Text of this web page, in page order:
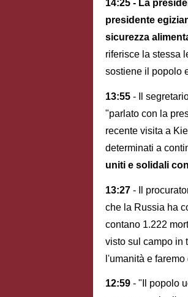
14:25 - La
presidente
sicurezza
riferisce la stessa
sostiene il popolo
13:55 - Il
"parlato con la
recente visita a
determinati a
uniti e solidali
13:27 - Il
che la Russia ha
contano 1.222
visto sul campo in
l'umanità e
12:59 - "Il popolo